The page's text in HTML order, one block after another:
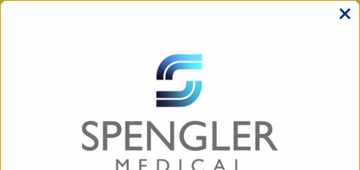
MOBILIER MÉDICAL POUBELLE À PÉDALE
Poubelle à pédale
×